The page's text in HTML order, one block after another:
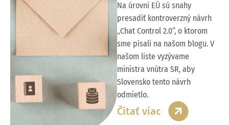
Na úrovni EÚ sú snahy
presadiť kontroverzný návrh
„Chat Control 2.0“, o ktorom
sme písali na našom blogu. V
našom liste vyzývame
ministra vnútra SR, aby
Slovensko tento návrh
odmietlo.
Čítať viac